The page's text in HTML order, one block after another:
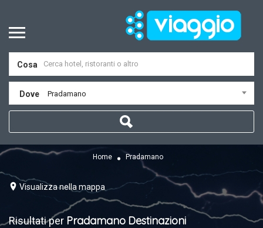
Cosa
Dove Pradamano
Home Pradamano
Visualizza nella mappa
Risultati per Pradamano Destinazioni